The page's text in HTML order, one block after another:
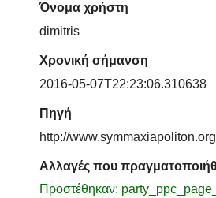
Όνομα χρήστη
dimitris
Χρονική σήμανση
2016-05-07T22:23:06.310638
Πηγή
http://
Αλλαγές που
Προστέθηκαν: